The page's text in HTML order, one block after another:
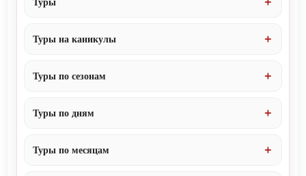
Туры
Туры на каникулы
Туры по сезонам
Туры по дням
Туры по месяцам